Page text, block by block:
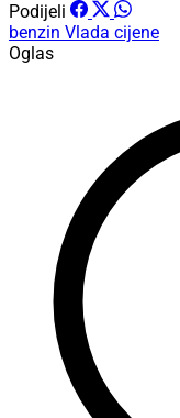
Podijeli
benzin Vlada cijene
Oglas